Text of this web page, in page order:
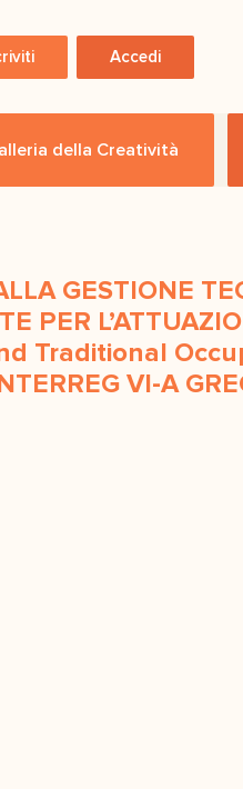
Accedi
della Creatività
GESTIONE
PER
Traditional
VI-A